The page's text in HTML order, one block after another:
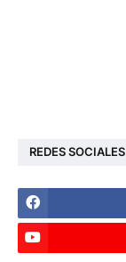
REDES SOCIALES